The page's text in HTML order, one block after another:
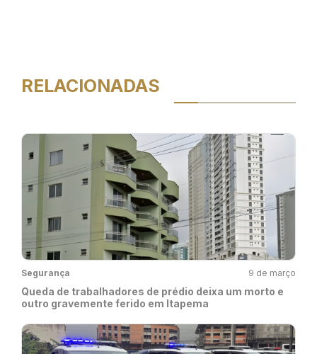
RELACIONADAS
Segurança 9 de março
Queda de trabalhadores de prédio deixa um morto e
outro gravemente ferido em Itapema